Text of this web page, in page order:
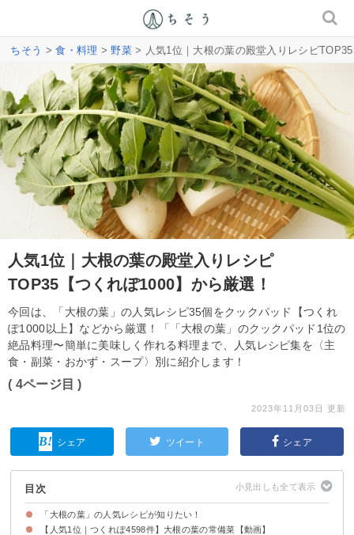
ちそう >食・料理 >野菜> 人気1位｜大根の葉の殿堂入りレシピ
人気1位｜大根の葉の殿堂入りレシピ
TOP35【つくれぽ1000】から厳選！
今回は、「大根の葉」の人気レシピ35個をクックパッド【つくれ
ぽ1000以上】などから厳選！「「大根の葉」のクックパッド1位の
絶品料理〜簡単に美味しく作れる料理まで、人気レシピ集を〈主
食・副菜・おかず・スープ〉別に紹介します！
( 4ページ目 )
2023年11月03日 更新
シェア ツイート シェア
目次
「大根の葉」の人気レシピが知りたい！
【人気1位｜つくれぽ4598件】大根の葉の常備菜【動画】